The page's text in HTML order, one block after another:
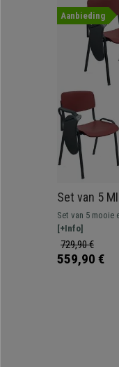
Aanbieding
Set van 5
MET
Stapelbaar,
Set van 5 mooie
Milky, een
wachtruimtes te
[+Info]
729,90 €
559,90 €